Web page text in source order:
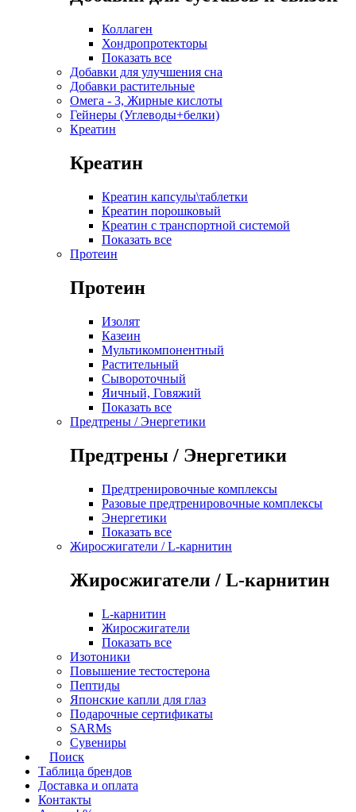
Коллаген
Хондропротекторы
Показать все
Добавки для улучшения сна
Добавки растительные
Омега - 3, Жирные кислоты
Гейнеры (Углеводы+белки)
Креатин
Креатин
Креатин капсулы\таблетки
Креатин порошковый
Креатин с транспортной системой
Показать все
Протеин
Протеин
Изолят
Казеин
Мультикомпонентный
Растительный
Сывороточный
Яичный, Говяжий
Показать все
Предтрены / Энергетики
Предтрены / Энергетики
Предтренировочные комплексы
Разовые предтренировочные комплексы
Энергетики
Показать все
Жиросжигатели / L-карнитин
Жиросжигатели / L-карнитин
L-карнитин
Жиросжигатели
Показать все
Изотоники
Повышение тестостерона
Пептиды
Японские капли для глаз
Подарочные сертификаты
SARMs
Сувениры
Поиск
Таблица брендов
Доставка и оплата
Контакты